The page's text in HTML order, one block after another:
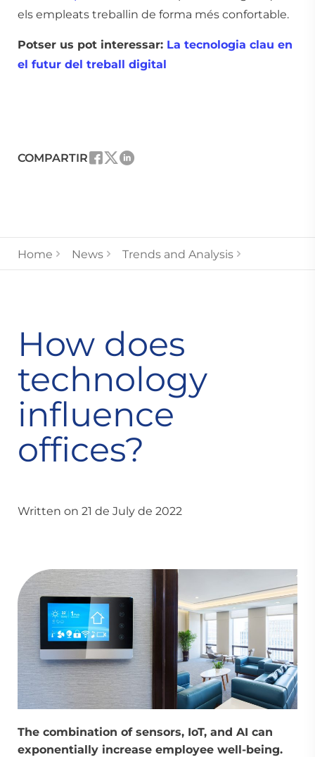
els empleats treballin de forma més confortable.
Potser us pot interessar: La tecnologia clau en
el futur del treball digital
COMPARTIR
Home News Trends and Analysis
How does
technology
influence
offices?
Written on 21 de July de 2022
The combination of sensors, IoT, and AI can
exponentially increase employee well-being.